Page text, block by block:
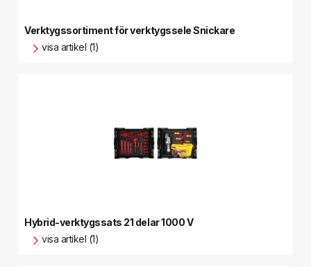
Verktygssortiment för verktygssele Snickare
visa artikel (1)
Hybrid-verktygssats 21 delar 1000 V
visa artikel (1)